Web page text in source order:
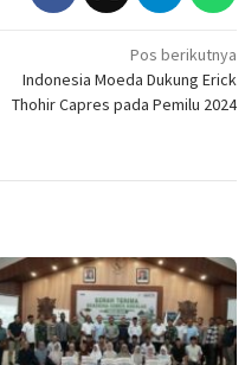
Pos berikutnya
Indonesia Moeda Dukung Erick
Thohir Capres pada Pemilu 2024